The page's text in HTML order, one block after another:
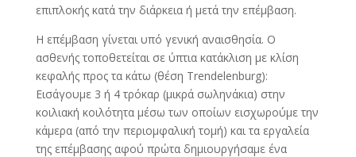
επιπλοκής κατά την διάρκεια ή μετά την επέμβαση.
Η επέμβαση γίνεται υπό γενική αναισθησία. Ο
ασθενής τοποθετείται σε ύπτια κατάκλιση με κλίση
κεφαλής προς τα κάτω (θέση Trendelenburg):
Εισάγουμε 3 ή 4 τρόκαρ (μικρά σωληνάκια) στην
κοιλιακή κοιλότητα μέσω των οποίων εισχωρούμε την
κάμερα (από την περιομφαλική τομή) και τα εργαλεία
της επέμβασης αφού πρώτα δημιουργήσαμε ένα